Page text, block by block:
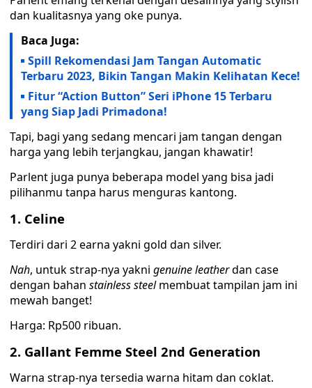
dan kualitasnya yang oke punya.
Baca Juga:
Spill Rekomendasi Jam Tangan Automatic
Terbaru 2023, Bikin Tangan Makin Kelihatan Kece!
Fitur “Action Button” Seri iPhone 15 Terbaru
yang Siap Jadi Primadona!
Tapi, bagi yang sedang mencari jam tangan dengan
harga yang lebih terjangkau, jangan khawatir!
Parlent juga punya beberapa model yang bisa jadi
pilihanmu tanpa harus menguras kantong.
1. Celine
Terdiri dari 2 earna yakni gold dan silver.
Nah, untuk strap-nya yakni genuine leatherdan case
dengan bahan stainless steelmembuat tampilan jam ini
mewah banget!
Harga: Rp500 ribuan.
2. Gallant Femme Steel 2nd Generation
Warna strap-nya tersedia warna hitam dan coklat.